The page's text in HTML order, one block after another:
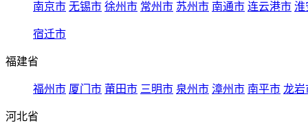
南京市 无锡市 徐州市 常州市 苏州市 南通市 连云港市 淮
宿迁市
福建省
福州市 厦门市 莆田市 三明市 泉州市 漳州市 南平市 龙岩
河北省